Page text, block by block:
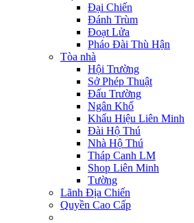
Đại Chiến
Đánh Trùm
Đoạt Lửa
Pháo Đài Thù Hận
Tòa nhà
Hội Trường
Sở Phép Thuật
Đấu Trường
Ngân Khố
Khẩu Hiệu Liên Minh
Đài Hộ Thú
Nhà Hộ Thú
Tháp Canh LM
Shop Liên Minh
Tường
Lãnh Địa Chiến
Quyền Cao Cấp